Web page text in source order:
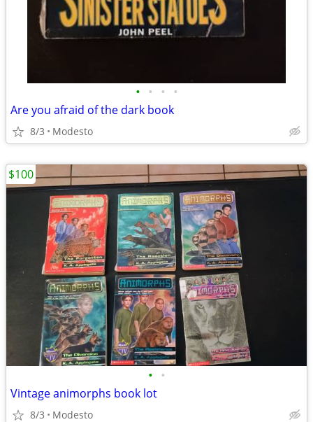
• • • •
Are you afraid of the dark book
8/3 Modesto
• •
Vintage animorphs book lot
8/3 Modesto
$100